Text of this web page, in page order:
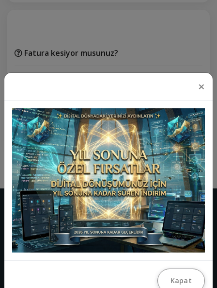
Fatura kesiyor musunuz?
Kurumsal
Hakkımızda
Farkındalıklarımız
×
Kapat